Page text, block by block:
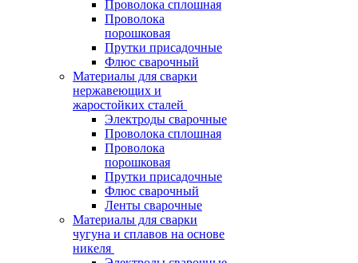
Проволока сплошная
Проволока
порошковая
Прутки присадочные
Флюс сварочный
Материалы для сварки
нержавеющих и
жаростойких сталей
Электроды сварочные
Проволока сплошная
Проволока
порошковая
Прутки присадочные
Флюс сварочный
Ленты сварочные
Материалы для сварки
чугуна и сплавов на основе
никеля